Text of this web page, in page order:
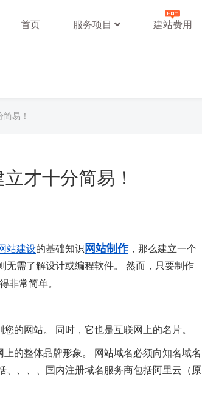
首页 服务项目 建站费用
易！
才十分简易！
站建设的基础知识 网站制作，那么建立一个
则无需了解设计或编程软件。 然而，只要制作
非常简单。
的网站。 同时，它也是互联网上的名片。
的整体品牌形象。 网站域名必须向知名域名
、、、、国内注册域名服务商包括阿里云（原